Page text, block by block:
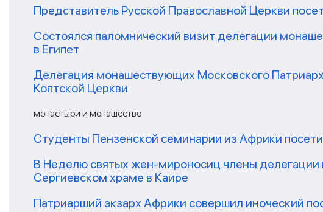
Представитель Русской Православной Церкви
Состоялся паломнический визит делегации
в Египет
Делегация монашествующих Московского
Коптской Церкви
монастыри и монашество
Студенты Пензенской семинарии из Африки
В Неделю святых жен-мироносиц члены
Сергиевском храме в Каире
Патриарший экзарх Африки совершил иноческий